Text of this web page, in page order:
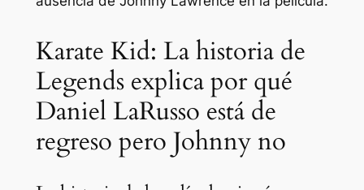
Karate Kid: La historia de
Legends explica por qué
Daniel LaRusso está de
regreso pero Johnny no